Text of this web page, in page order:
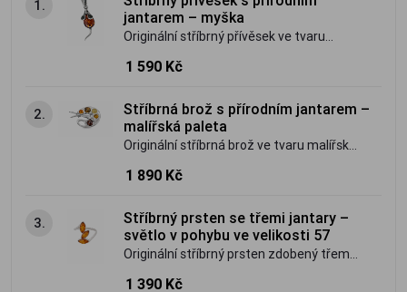
1.
jantarem – myška
Originální stříbrný přívěsek ve tvaru
myšky s přírodním baltským jantarem.
1 590 Kč
2.
Stříbrná brož s přírodním jantarem –
malířská paleta
Originální stříbrná brož ve tvaru malířské
palety zdobená vícebarevným přírodním
1 890 Kč
3.
Stříbrný prsten se třemi jantary –
světlo v pohybu ve velikosti 57
Originální stříbrný prsten zdobený třemi
pravými jantary ve světlém hnědo-
1 390 Kč